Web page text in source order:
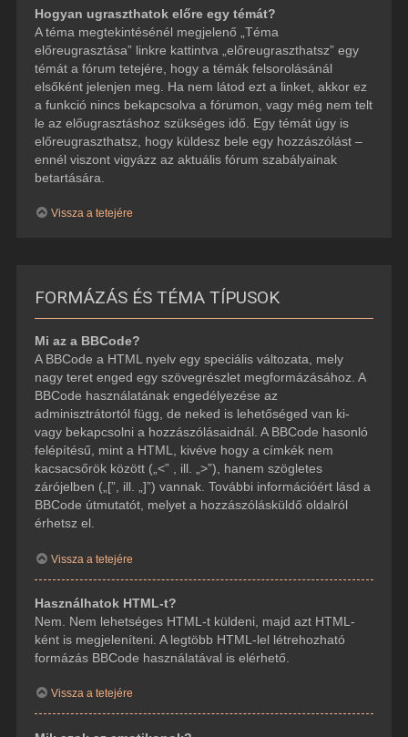
Hogyan ugraszthatok előre egy témát?
A téma megtekintésénél megjelenő „Téma
előreugrasztása” linkre kattintva „előreugraszthatsz” egy
témát a fórum tetejére, hogy a témák felsorolásánál
elsőként jelenjen meg. Ha nem látod ezt a linket, akkor ez
a funkció nincs bekapcsolva a fórumon, vagy még nem telt
le az előugrasztáshoz szükséges idő. Egy témát úgy is
előreugraszthatsz, hogy küldesz bele egy hozzászólást –
ennél viszont vigyázz az aktuális fórum szabályainak
betartására.
Vissza a tetejére
FORMÁZÁS ÉS TÉMA TÍPUSOK
Mi az a BBCode?
A BBCode a HTML nyelv egy speciális változata, mely
nagy teret enged egy szövegrészlet megformázásához. A
BBCode használatának engedélyezése az
adminisztrátortól függ, de neked is lehetőséged van ki-
vagy bekapcsolni a hozzászólásaidnál. A BBCode hasonló
felépítésű, mint a HTML, kivéve hogy a címkék nem
kacsacsőrök között („<” , ill. „>”), hanem szögletes
zárójelben („[”, ill. „]”) vannak. További információért lásd a
BBCode útmutatót, melyet a hozzászólásküldő oldalról
érhetsz el.
Vissza a tetejére
Használhatok HTML-t?
Nem. Nem lehetséges HTML-t küldeni, majd azt HTML-
ként is megjeleníteni. A legtöbb HTML-lel létrehozható
formázás BBCode használatával is elérhető.
Vissza a tetejére